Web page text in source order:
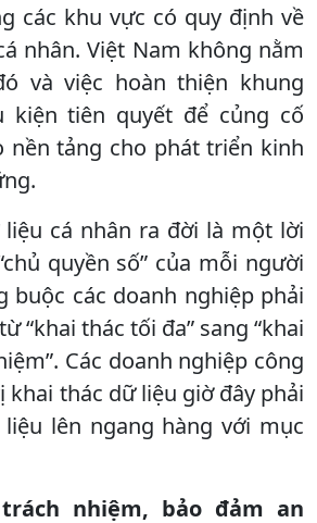
các khu vực có quy định về
nhân. Việt Nam không nằm
và việc hoàn thiện khung
kiện tiên quyết để củng cố
nền tảng cho phát triển kinh
liệu cá nhân ra đời là một lời
quyền số” của mỗi người
buộc các doanh nghiệp phải
“khai thác tối đa” sang “khai
Các doanh nghiệp công
khai thác dữ liệu giờ đây phải
lên ngang hàng với mục
nhiệm, bảo đảm an